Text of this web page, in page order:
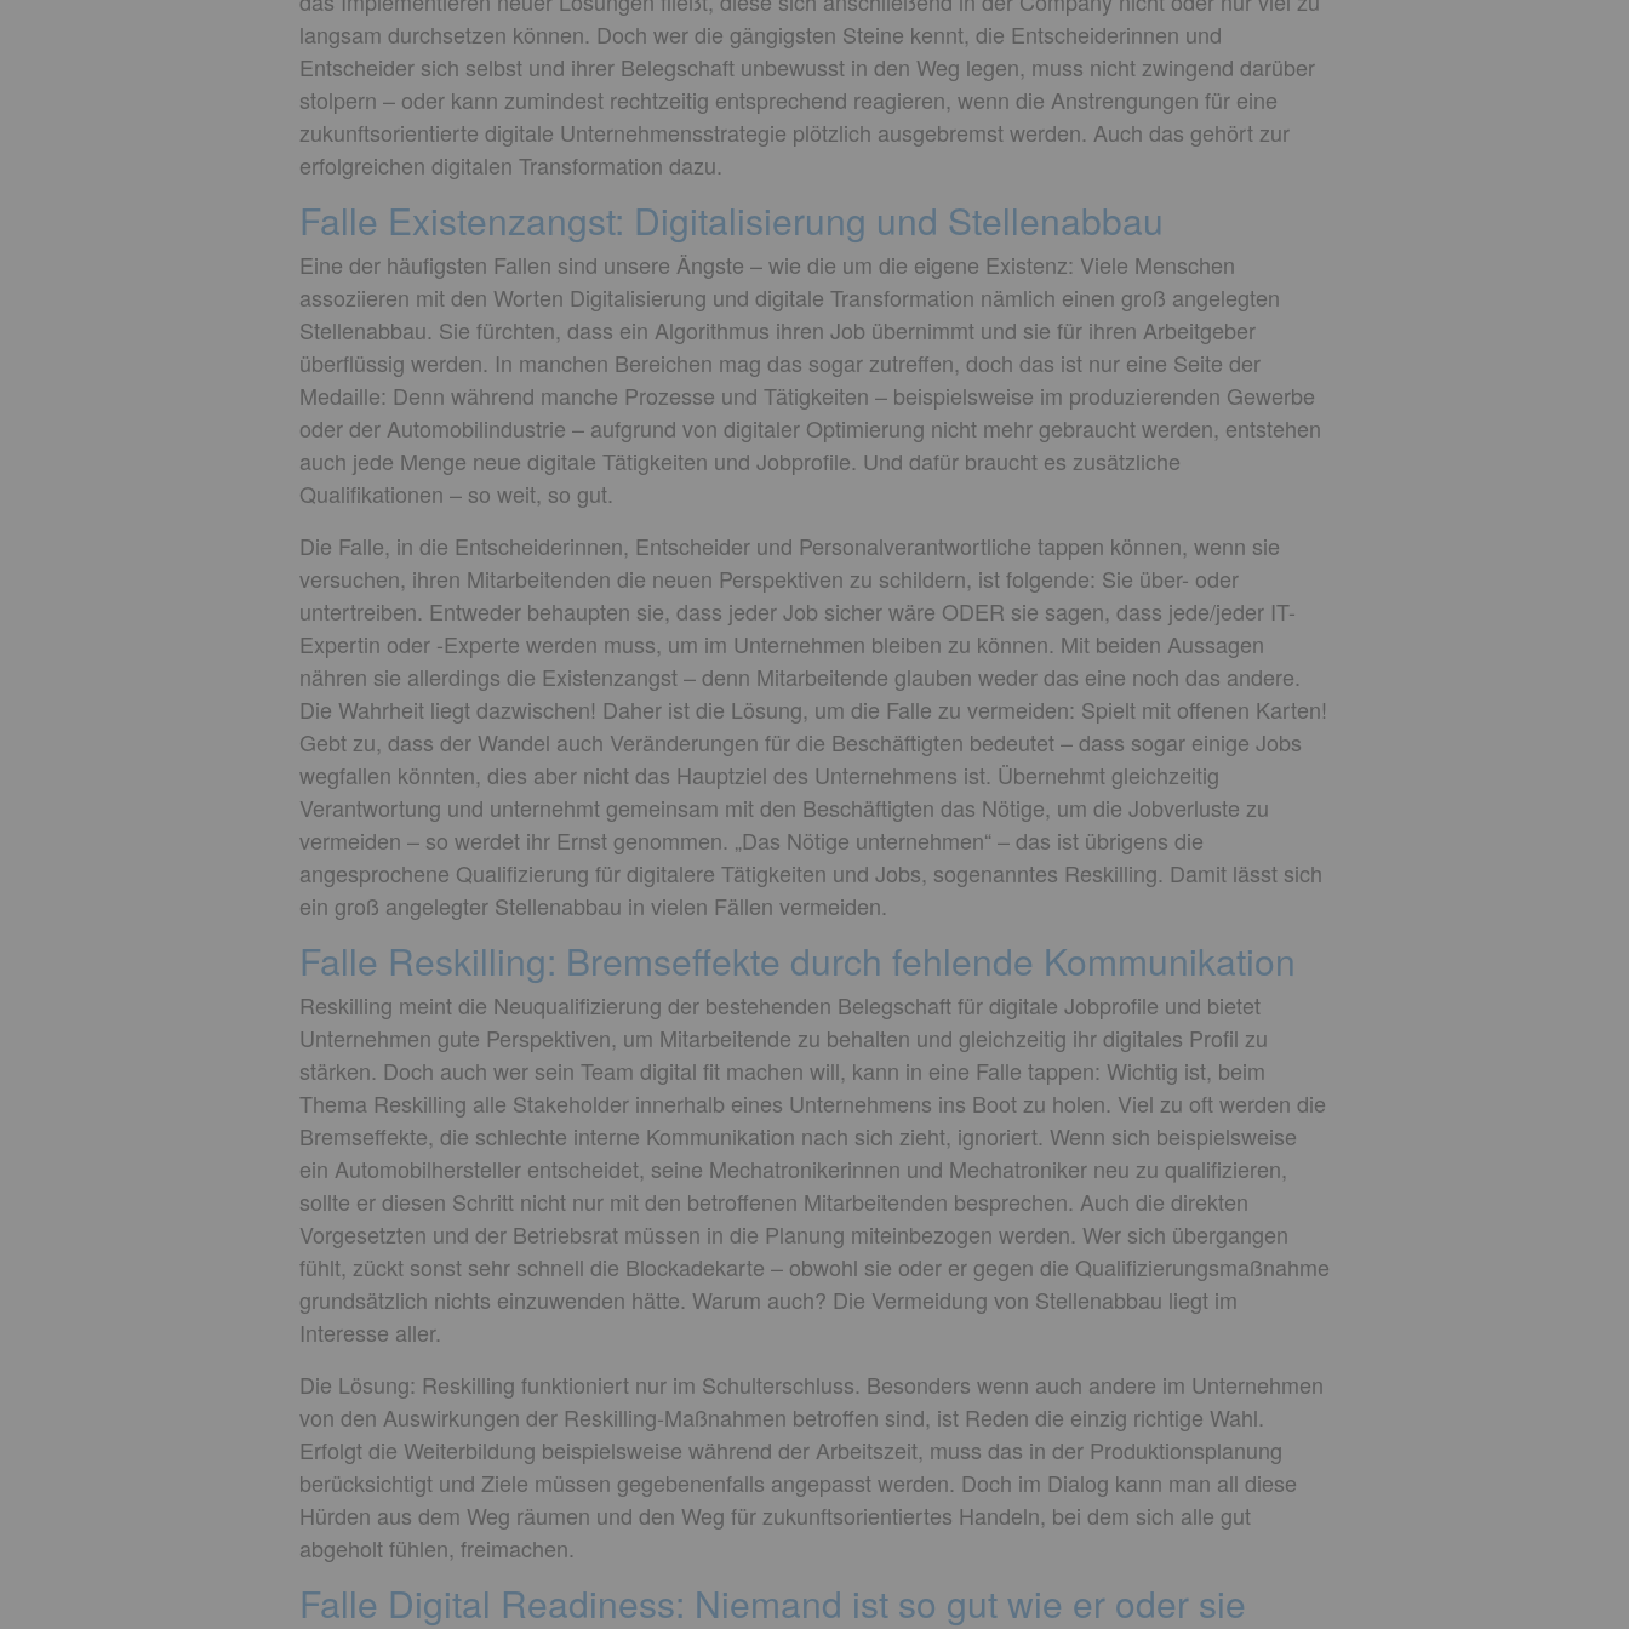
langsam durchsetzen können. Doch wer die gängigsten Steine kennt, die Entscheiderinnen und
Entscheider sich selbst und ihrer Belegschaft unbewusst in den Weg legen, muss nicht zwingend darüber
stolpern – oder kann zumindest rechtzeitig entsprechend reagieren, wenn die Anstrengungen für eine
zukunftsorientierte digitale Unternehmensstrategie plötzlich ausgebremst werden. Auch das gehört zur
erfolgreichen digitalen Transformation dazu.
Falle Existenzangst: Digitalisierung und Stellenabbau
Eine der häufigsten Fallen sind unsere Ängste – wie die um die eigene Existenz: Viele Menschen
assoziieren mit den Worten Digitalisierung und digitale Transformation nämlich einen groß angelegten
Stellenabbau. Sie fürchten, dass ein Algorithmus ihren Job übernimmt und sie für ihren Arbeitgeber
überflüssig werden. In manchen Bereichen mag das sogar zutreffen, doch das ist nur eine Seite der
Medaille: Denn während manche Prozesse und Tätigkeiten – beispielsweise im produzierenden Gewerbe
oder der Automobilindustrie – aufgrund von digitaler Optimierung nicht mehr gebraucht werden, entstehen
auch jede Menge neue digitale Tätigkeiten und Jobprofile. Und dafür braucht es zusätzliche
Qualifikationen – so weit, so gut.
Die Falle, in die Entscheiderinnen, Entscheider und Personalverantwortliche tappen können, wenn sie
versuchen, ihren Mitarbeitenden die neuen Perspektiven zu schildern, ist folgende: Sie über- oder
untertreiben. Entweder behaupten sie, dass jeder Job sicher wäre ODER sie sagen, dass jede/jeder IT-
Expertin oder -Experte werden muss, um im Unternehmen bleiben zu können. Mit beiden Aussagen
nähren sie allerdings die Existenzangst – denn Mitarbeitende glauben weder das eine noch das andere.
Die Wahrheit liegt dazwischen! Daher ist die Lösung, um die Falle zu vermeiden: Spielt mit offenen Karten!
Gebt zu, dass der Wandel auch Veränderungen für die Beschäftigten bedeutet – dass sogar einige Jobs
wegfallen könnten, dies aber nicht das Hauptziel des Unternehmens ist. Übernehmt gleichzeitig
Verantwortung und unternehmt gemeinsam mit den Beschäftigten das Nötige, um die Jobverluste zu
vermeiden – so werdet ihr Ernst genommen. „Das Nötige unternehmen“ – das ist übrigens die
angesprochene Qualifizierung für digitalere Tätigkeiten und Jobs, sogenanntes Reskilling. Damit lässt sich
ein groß angelegter Stellenabbau in vielen Fällen vermeiden.
Falle Reskilling: Bremseffekte durch fehlende Kommunikation
Reskilling meint die Neuqualifizierung der bestehenden Belegschaft für digitale Jobprofile und bietet
Unternehmen gute Perspektiven, um Mitarbeitende zu behalten und gleichzeitig ihr digitales Profil zu
stärken. Doch auch wer sein Team digital fit machen will, kann in eine Falle tappen: Wichtig ist, beim
Thema Reskilling alle Stakeholder innerhalb eines Unternehmens ins Boot zu holen. Viel zu oft werden die
Bremseffekte, die schlechte interne Kommunikation nach sich zieht, ignoriert. Wenn sich beispielsweise
ein Automobilhersteller entscheidet, seine Mechatronikerinnen und Mechatroniker neu zu qualifizieren,
sollte er diesen Schritt nicht nur mit den betroffenen Mitarbeitenden besprechen. Auch die direkten
Vorgesetzten und der Betriebsrat müssen in die Planung miteinbezogen werden. Wer sich übergangen
fühlt, zückt sonst sehr schnell die Blockadekarte – obwohl sie oder er gegen die Qualifizierungsmaßnahme
grundsätzlich nichts einzuwenden hätte. Warum auch? Die Vermeidung von Stellenabbau liegt im
Interesse aller.
Die Lösung: Reskilling funktioniert nur im Schulterschluss. Besonders wenn auch andere im Unternehmen
von den Auswirkungen der Reskilling-Maßnahmen betroffen sind, ist Reden die einzig richtige Wahl.
Erfolgt die Weiterbildung beispielsweise während der Arbeitszeit, muss das in der Produktionsplanung
berücksichtigt und Ziele müssen gegebenenfalls angepasst werden. Doch im Dialog kann man all diese
Hürden aus dem Weg räumen und den Weg für zukunftsorientiertes Handeln, bei dem sich alle gut
abgeholt fühlen, freimachen.
Falle Digital Readiness: Niemand ist so gut wie er oder sie